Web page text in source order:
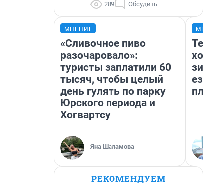
289 Обсудить
МНЕНИЕ
«Сливочное пиво
разочаровало»:
туристы заплатили 60
тысяч, чтобы целый
день гулять по парку
Юрского периода и
Хогвартсу
Яна Шаламова
ездит
РЕКОМЕНДУЕМ